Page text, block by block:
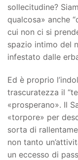
sollecitudine?
qualcosa» anche
cui non ci si
spazio intimo del
infestato dalle
Ed è proprio
trascuratezza il
«prosperano». Il
«torpore» per
sorta di
non tanto
un eccesso di